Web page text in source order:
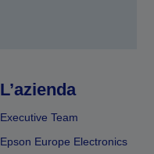
L’azienda
Executive Team
Epson Europe Electronics